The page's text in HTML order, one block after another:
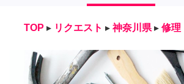
TOP ▸ リクエスト ▸ 神奈川県 ▸ 修理